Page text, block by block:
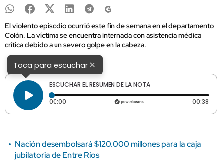
El violento episodio ocurrió este fin de semana en el departamento
Colón. La víctima se encuentra internada con asistencia médica
crítica debido a un severo golpe en la cabeza.
Toca para escuchar×
ESCUCHAR EL RESUMEN DE LA NOTA
00:00 Tiempo transcurrido: 0 segundos 00:38
Nación desembolsará $120.000 millones para la caja
jubilatoria de Entre Ríos